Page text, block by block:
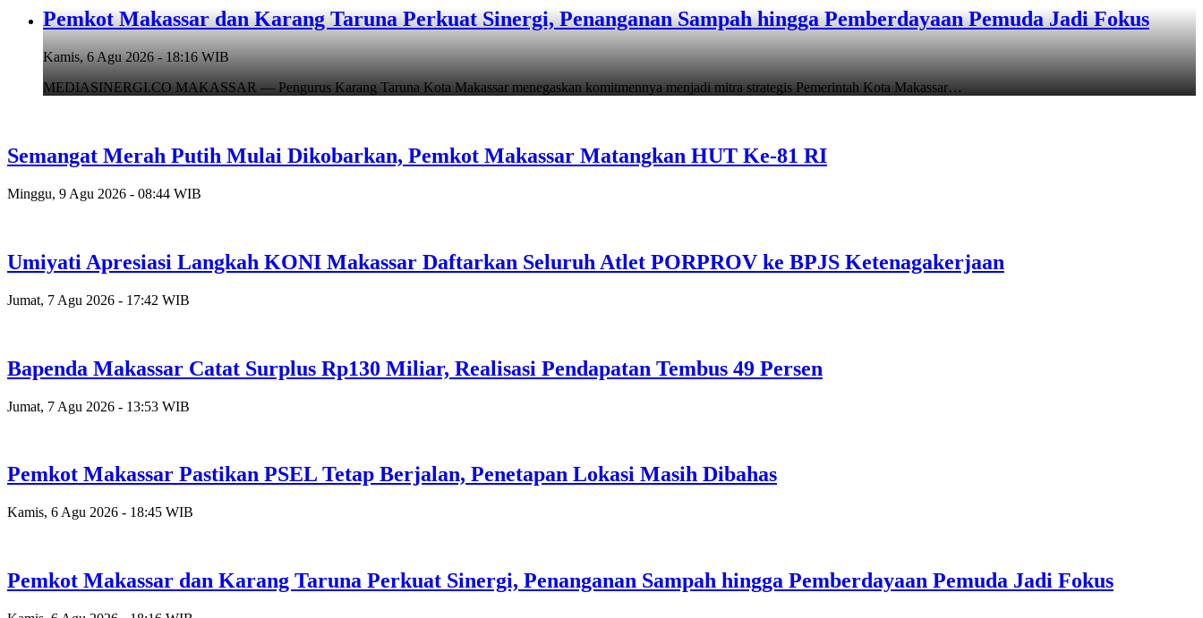
Pemkot Makassar dan Karang Taruna Perkuat Sinergi, Penanganan Sampah hingga Pemberdayaan Pemuda Jadi Fokus
Kamis, 6 Agu 2026 - 18:16 WIB
MEDIASINERGI.CO MAKASSAR — Pengurus Karang Taruna Kota Makassar menegaskan komitmennya menjadi mitra strategis Pemerintah Kota Makassar…
Semangat Merah Putih Mulai Dikobarkan, Pemkot Makassar Matangkan HUT Ke-81 RI
Minggu, 9 Agu 2026 - 08:44 WIB
Umiyati Apresiasi Langkah KONI Makassar Daftarkan Seluruh Atlet PORPROV ke BPJS Ketenagakerjaan
Jumat, 7 Agu 2026 - 17:42 WIB
Bapenda Makassar Catat Surplus Rp130 Miliar, Realisasi Pendapatan Tembus 49 Persen
Jumat, 7 Agu 2026 - 13:53 WIB
Pemkot Makassar Pastikan PSEL Tetap Berjalan, Penetapan Lokasi Masih Dibahas
Kamis, 6 Agu 2026 - 18:45 WIB
Pemkot Makassar dan Karang Taruna Perkuat Sinergi, Penanganan Sampah hingga Pemberdayaan Pemuda Jadi Fokus